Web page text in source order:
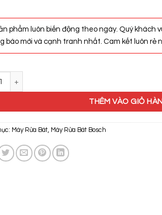
phẩm luôn biến động theo ngày. Quý khách
báo mới và cạnh tranh nhất. Cam kết luôn rẻ
THÊM VÀO GIỎ
Máy Rửa Bát, Máy Rửa Bát Bosch